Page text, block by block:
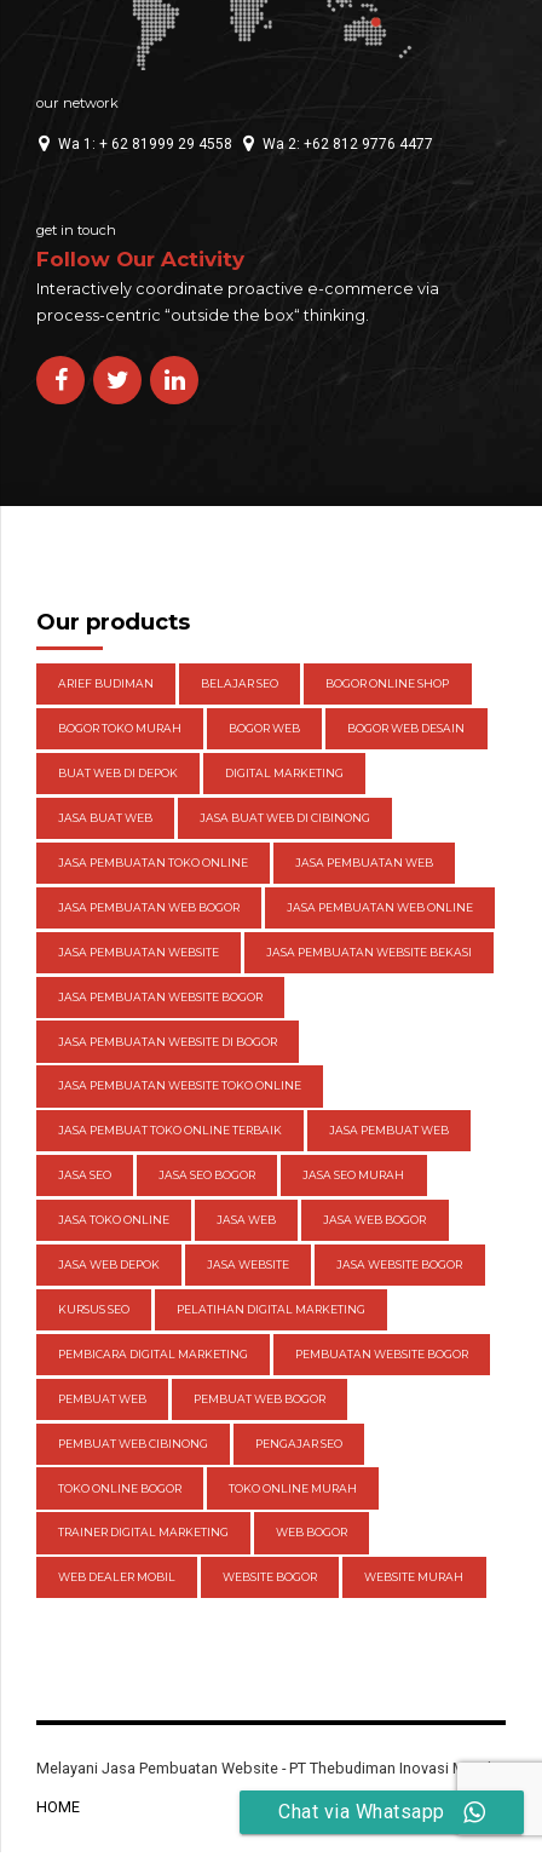
our network
Wa 1: + 62 81999 29 4558 Wa 2: +62 812 9776 4477
get in touch
Follow Our Activity
Interactively coordinate proactive e-commerce via
process-centric “outside the box“ thinking.
Our products
ARIEF BUDIMAN BELAJAR SEO BOGOR ONLINE SHOP
BOGOR TOKO MURAH BOGOR WEB BOGOR WEB DESAIN
BUAT WEB DI DEPOK DIGITAL MARKETING
JASA BUAT WEB JASA BUAT WEB DI CIBINONG
JASA PEMBUATAN TOKO ONLINE JASA PEMBUATAN WEB
JASA PEMBUATAN WEB BOGOR JASA PEMBUATAN WEB ONLINE
JASA PEMBUATAN WEBSITE JASA PEMBUATAN WEBSITE BEKASI
JASA PEMBUATAN WEBSITE BOGOR
JASA PEMBUATAN WEBSITE DI BOGOR
JASA PEMBUATAN WEBSITE TOKO ONLINE
JASA PEMBUAT TOKO ONLINE TERBAIK JASA PEMBUAT WEB
JASA SEO JASA SEO BOGOR JASA SEO MURAH
JASA TOKO ONLINE JASA WEB JASA WEB BOGOR
JASA WEB DEPOK JASA WEBSITE JASA WEBSITE BOGOR
KURSUS SEO PELATIHAN DIGITAL MARKETING
PEMBICARA DIGITAL MARKETING PEMBUATAN WEBSITE BOGOR
PEMBUAT WEB PEMBUAT WEB BOGOR
PEMBUAT WEB CIBINONG PENGAJAR SEO
TOKO ONLINE BOGOR TOKO ONLINE MURAH
TRAINER DIGITAL MARKETING WEB BOGOR
WEB DEALER MOBIL WEBSITE BOGOR WEBSITE MURAH
Melayani Jasa Pembuatan Website - PT Thebudiman Inovasi Mandiri
HOME Chat via Whatsapp